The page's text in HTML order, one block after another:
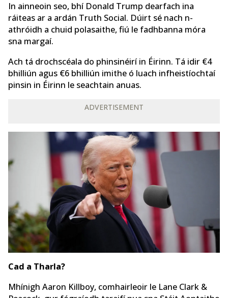
In ainneoin seo, bhí Donald Trump dearfach ina
ráiteas ar a ardán Truth Social. Dúirt sé nach n-
athróidh a chuid polasaithe, fiú le fadhbanna móra
sna margaí.
Ach tá drochscéala do phinsinéirí in Éirinn. Tá idir €4
bhilliún agus €6 bhilliún imithe ó luach infheistíochtaí
pinsin in Éirinn le seachtain anuas.
ADVERTISEMENT
Cad a Tharla?
Mhínigh Aaron Killboy, comhairleoir le Lane Clark &